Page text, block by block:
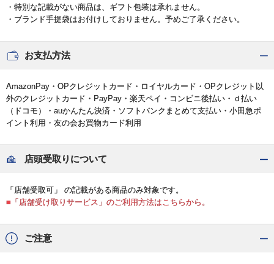
・特別な記載がない商品は、ギフト包装は承れません。
・ブランド手提袋はお付けしておりません。予めご了承ください。
お支払方法
AmazonPay・OPクレジットカード・ロイヤルカード・OPクレジット以
外のクレジットカード・PayPay・楽天ペイ・コンビニ後払い・ｄ払い
（ドコモ）・auかんたん決済・ソフトバンクまとめて支払い・小田急ポ
イント利用・友の会お買物カード利用
店頭受取りについて
「店舗受取可」 の記載がある商品のみ対象です。
■「店舗受け取りサービス」のご利用方法はこちらから。
ご注意